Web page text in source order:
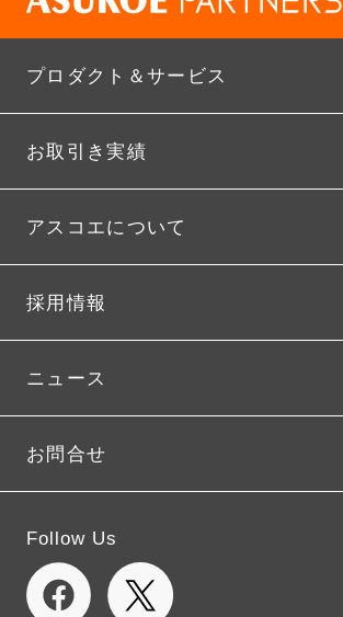
プロダクト＆サービス
お取引き実績
アスコエについて
採用情報
ニュース
お問合せ
Follow Us